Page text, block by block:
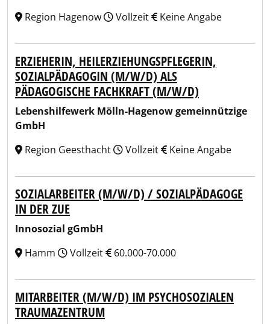
Region Hagenow
Vollzeit Keine Angabe
ERZIEHERIN, HEILERZIEHUNGSPFLEGERIN,
SOZIALPÄDAGOGIN (M/W/D) ALS
PÄDAGOGISCHE FACHKRAFT (M/W/D)
Lebenshilfewerk Mölln-Hagenow gemeinnützige
GmbH
Region Geesthacht
Vollzeit Keine Angabe
SOZIALARBEITER (M/W/D) / SOZIALPÄDAGOGE
IN DER ZUE
Innosozial gGmbH
Hamm
Vollzeit 60.000-70.000
MITARBEITER (M/W/D) IM PSYCHOSOZIALEN
TRAUMAZENTRUM